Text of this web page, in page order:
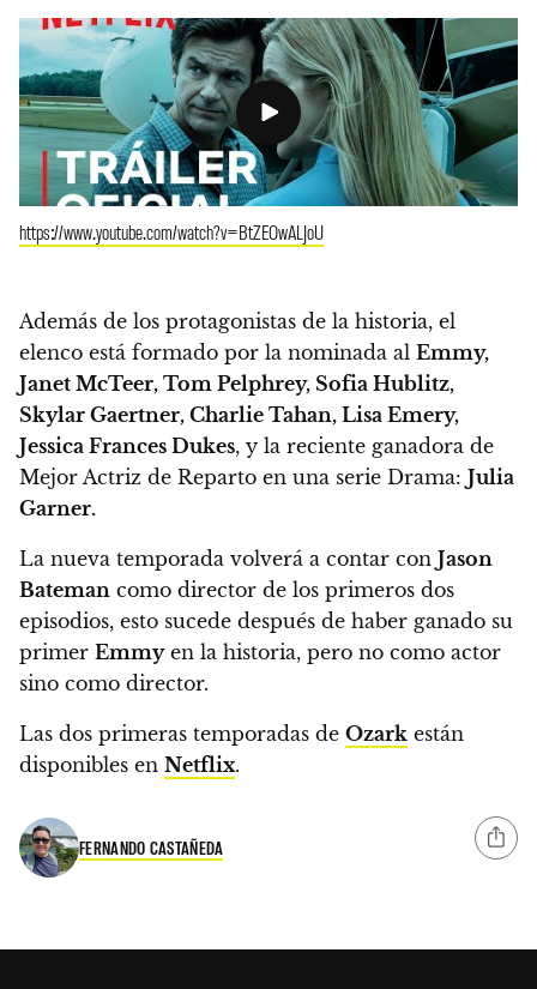
https://www.youtube.com/watch?v=BtZEOwALJoU
Además de los protagonistas de la historia, el
elenco está formado por la nominada al Emmy,
Janet McTeer, Tom Pelphrey, Sofia Hublitz,
Skylar Gaertner, Charlie Tahan, Lisa Emery,
Jessica Frances Dukes, y la reciente ganadora de
Mejor Actriz de Reparto en una serie Drama: Julia
Garner.
La nueva temporada volverá a contar con Jason
Bateman como director de los primeros dos
episodios, esto sucede después de haber ganado su
primer Emmyen la historia, pero no como actor
sino como director.
Las dos primeras temporadas de Ozark están
disponibles en Netflix.
FERNANDO CASTAÑEDA